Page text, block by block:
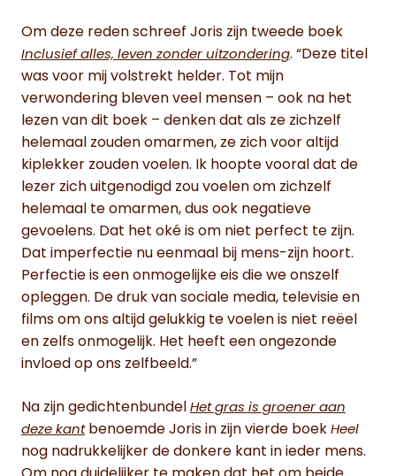
Om deze reden schreef Joris zijn tweede boek
Inclusief alles, leven zonder uitzondering. “Deze titel
was voor mij volstrekt helder. Tot mijn
verwondering bleven veel mensen – ook na het
lezen van dit boek – denken dat als ze zichzelf
helemaal zouden omarmen, ze zich voor altijd
kiplekker zouden voelen. Ik hoopte vooral dat de
lezer zich uitgenodigd zou voelen om zichzelf
helemaal te omarmen, dus ook negatieve
gevoelens. Dat het oké is om niet perfect te zijn.
Dat imperfectie nu eenmaal bij mens-zijn hoort.
Perfectie is een onmogelijke eis die we onszelf
opleggen. De druk van sociale media, televisie en
films om ons altijd gelukkig te voelen is niet reëel
en zelfs onmogelijk. Het heeft een ongezonde
invloed op ons zelfbeeld.”
Na zijn gedichtenbundel Het gras is groener aan
deze kantbenoemde Joris in zijn vierde boek Heel
nog nadrukkelijker de donkere kant in ieder mens.